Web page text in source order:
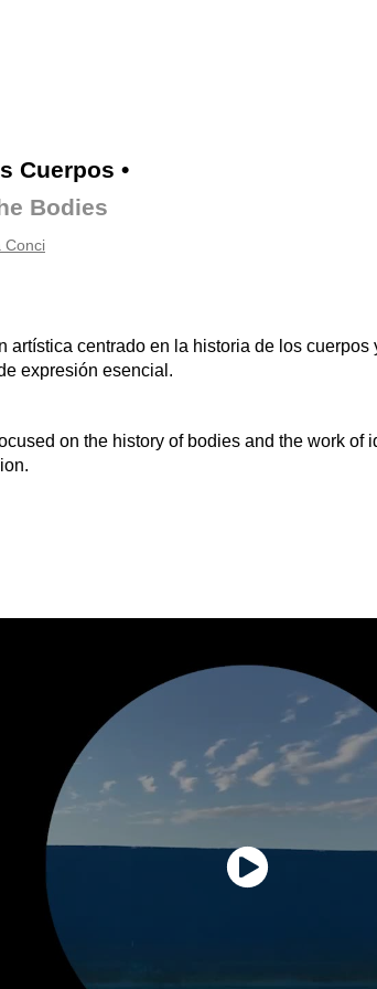
Cuerpos •
Bodies
Conci
artística centrado en la historia de los cuerpos
expresión esencial.
on the history of bodies and the work of